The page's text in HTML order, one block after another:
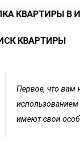
КВАРТИРЫ В
КВАРТИРЫ
Первое, что вам
имеют свои